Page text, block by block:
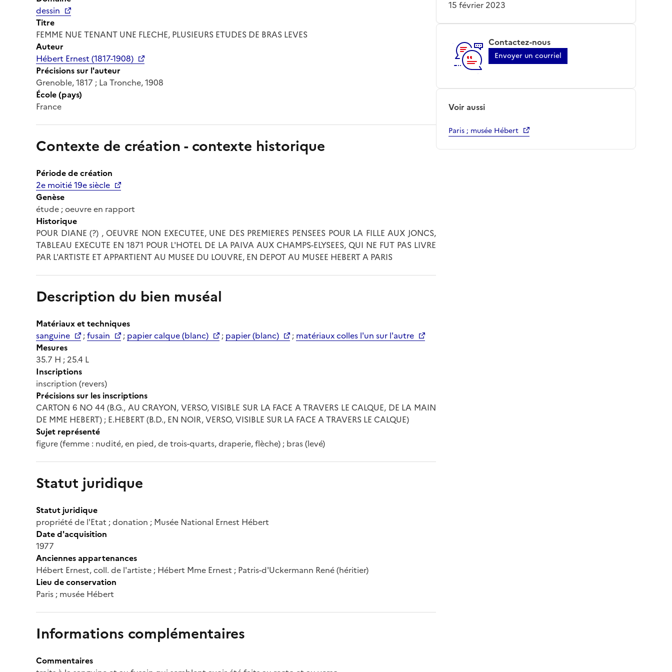
dessin
Titre
FEMME NUE TENANT UNE FLECHE, PLUSIEURS ETUDES DE BRAS LEVES
Auteur
Hébert Ernest (1817-1908)
Précisions sur l'auteur
Grenoble, 1817 ; La Tronche, 1908
École (pays)
France
Contexte de création - contexte historique
Période de création
2e moitié 19e siècle
Genèse
étude ; oeuvre en rapport
Historique
POUR DIANE (?) , OEUVRE NON EXECUTEE, UNE DES PREMIERES PENSEES POUR LA FILLE AUX JONCS,
TABLEAU EXECUTE EN 1871 POUR L'HOTEL DE LA PAIVA AUX CHAMPS-ELYSEES, QUI NE FUT PAS LIVRE
PAR L'ARTISTE ET APPARTIENT AU MUSEE DU LOUVRE, EN DEPOT AU MUSEE HEBERT A PARIS
Description du bien muséal
Matériaux et techniques
sanguine
;fusain ; papier calque (blanc) ; papier (blanc) ; matériaux colles l'un sur l'autre
Mesures
35.7 H ; 25.4 L
Inscriptions
inscription (revers)
Précisions sur les inscriptions
CARTON 6 NO 44 (B.G., AU CRAYON, VERSO, VISIBLE SUR LA FACE A TRAVERS LE CALQUE, DE LA MAIN
DE MME HEBERT) ; E.HEBERT (B.D., EN NOIR, VERSO, VISIBLE SUR LA FACE A TRAVERS LE CALQUE)
Sujet représenté
figure (femme : nudité, en pied, de trois-quarts, draperie, flèche) ; bras (levé)
Statut juridique
Statut juridique
propriété de l'Etat ; donation ; Musée National Ernest Hébert
Date d'acquisition
1977
Anciennes appartenances
Hébert Ernest, coll. de l'artiste ; Hébert Mme Ernest ; Patris-d'Uckermann René (héritier)
Lieu de conservation
Paris ; musée Hébert
Informations complémentaires
Commentaires
15 février 2023
Contactez-nous
Envoyer un courriel
Voir aussi
Paris ; musée Hébert